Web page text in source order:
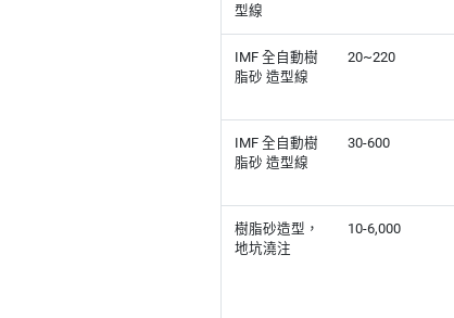
型線
IMF 全自動樹
脂砂 造型線
20~220
IMF 全自動樹
脂砂 造型線
30-600
樹脂砂造型，
地坑澆注
10-6,000